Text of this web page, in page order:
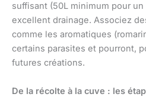
suffisant (50L minimum pour
excellent drainage. Associez
comme les aromatiques
certains parasites et pourront,
futures créations.
De la récolte à la cuve : les